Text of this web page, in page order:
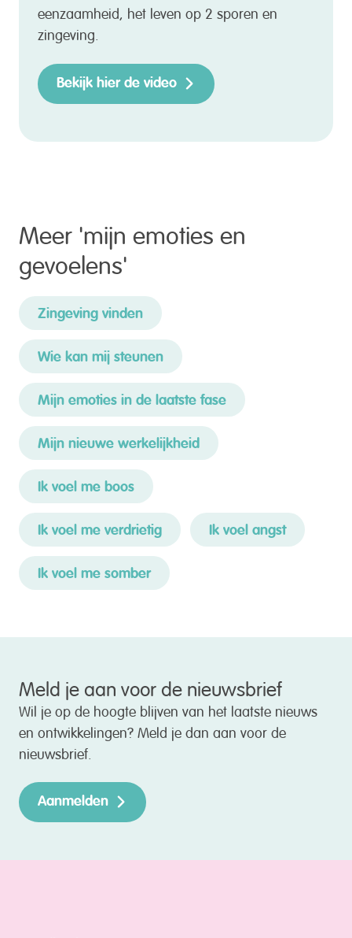
eenzaamheid, het leven op 2 sporen en
zingeving.
Bekijk hier de video
Meer 'mijn emoties en
gevoelens'
Zingeving vinden
Wie kan mij steunen
Mijn emoties in de laatste fase
Mijn nieuwe werkelijkheid
Ik voel me boos
Ik voel me verdrietig Ik voel angst
Ik voel me somber
Meld je aan voor de nieuwsbrief
Wil je op de hoogte blijven van het laatste nieuws
en ontwikkelingen? Meld je dan aan voor de
nieuwsbrief.
Aanmelden